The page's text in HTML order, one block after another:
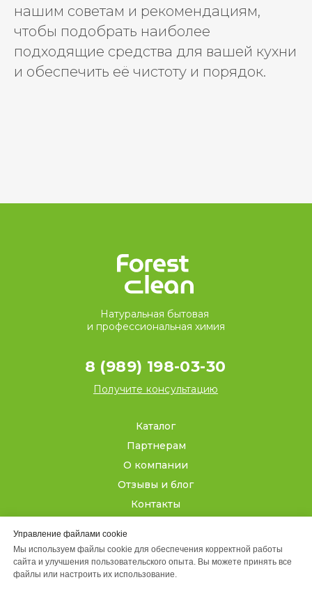
Управление файлами cookie
Мы используем файлы cookie для обеспечения корректной работы
сайта и улучшения пользовательского опыта. Вы можете принять все
файлы или настроить их использование.
нашим советам и рекомендациям,
чтобы подобрать наиболее
подходящие средства для вашей кухни
и обеспечить её чистоту и порядок.
Каталог
О компании
Партнерам
Отзывы и блог
Контакты
8 (989) 198-03-30
Получите консультацию
Натуральная бытовая
и профессиональная химия
ООО «ЮЖНОЕ